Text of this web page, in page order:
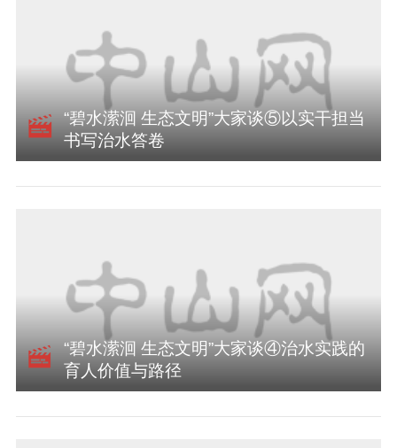
“碧水潆洄 生态文明”大家谈⑤以实干担当
书写治水答卷
“碧水潆洄 生态文明”大家谈④治水实践的
育人价值与路径